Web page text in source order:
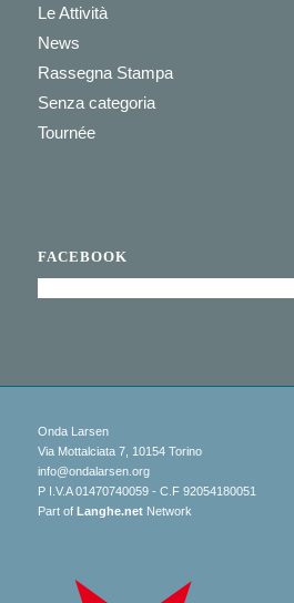
Le Attività
News
Rassegna Stampa
Senza categoria
Tournée
FACEBOOK
Onda Larsen
Via Mottalciata 7, 10154 Torino
info@ondalarsen.org
P I.V.A 01470740059 - C.F 92054180051
Part of Langhe.netNetwork